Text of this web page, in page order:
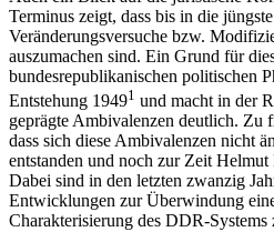
Terminus zeigt, dass bis in die
Veränderungsversuche bzw.
auszumachen sind. Ein Grund für
bundesrepublikanischen politischen
Entstehung 19491 und macht in der
geprägte Ambivalenzen deutlich. Zu
dass sich diese Ambivalenzen nicht
entstanden und noch zur Zeit
Dabei sind in den letzten zwanzig
Entwicklungen zur Überwindung
Charakterisierung des DDR-Systems